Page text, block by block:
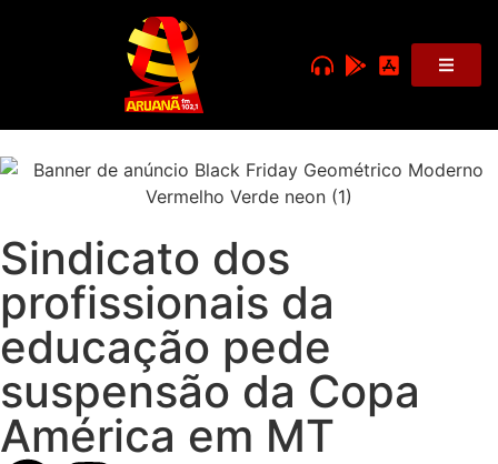
Sindicato dos
profissionais da
educação pede
suspensão da Copa
América em MT